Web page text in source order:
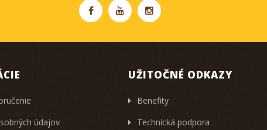
údajov
UŽITOČNÉ ODKAZY
Benefity
Technická podpora